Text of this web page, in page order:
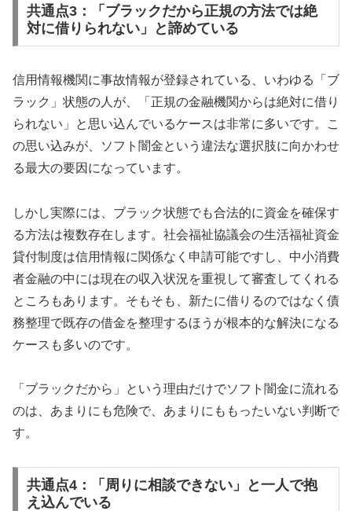
共通点3：「ブラックだから正規の方法では絶
対に借りられない」と諦めている
信用情報機関に事故情報が登録されている、いわゆる「ブ
ラック」状態の人が、「正規の金融機関からは絶対に借り
られない」と思い込んでいるケースは非常に多いです。こ
の思い込みが、ソフト闇金という違法な選択肢に向かわせ
る最大の要因になっています。
しかし実際には、ブラック状態でも合法的に資金を確保す
る方法は複数存在します。社会福祉協議会の生活福祉資金
貸付制度は信用情報に関係なく申請可能ですし、中小消費
者金融の中には現在の収入状況を重視して審査してくれる
ところもあります。そもそも、新たに借りるのではなく債
務整理で既存の借金を整理するほうが根本的な解決になる
ケースも多いのです。
「ブラックだから」という理由だけでソフト闇金に流れる
のは、あまりにも危険で、あまりにももったいない判断で
す。
共通点4：「周りに相談できない」と一人で抱
え込んでいる